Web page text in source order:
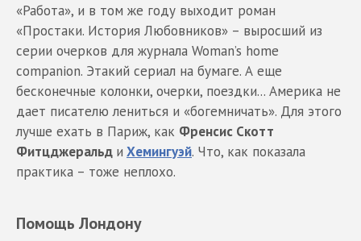
«Работа», и в том же году выходит роман
«Простаки. История Любовников» – выросший из
серии очерков для журнала Woman’s home
companion. Этакий сериал на бумаге. А еще
бесконечные колонки, очерки, поездки... Америка не
дает писателю лениться и «богемничать». Для этого
лучше ехать в Париж, как Френсис Скотт
Фитцджеральд и Хемингуэй. Что, как показала
практика – тоже неплохо.
Помощь Лондону